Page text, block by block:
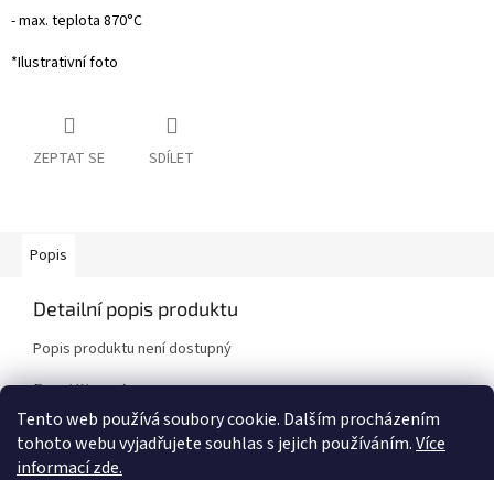
Tento web používá soubory cookie. Dalším procházením
tohoto webu vyjadřujete souhlas s jejich používáním.Více
informací zde.
- max. teplota 870°C
*Ilustrativní foto
ZEPTAT SE SDÍLET
Popis
Detailní popis produktu
Popis produktu není dostupný
Doplňkové parametry
Kategorie:
Brzdové destičky
Značka vozidla:
Mazda